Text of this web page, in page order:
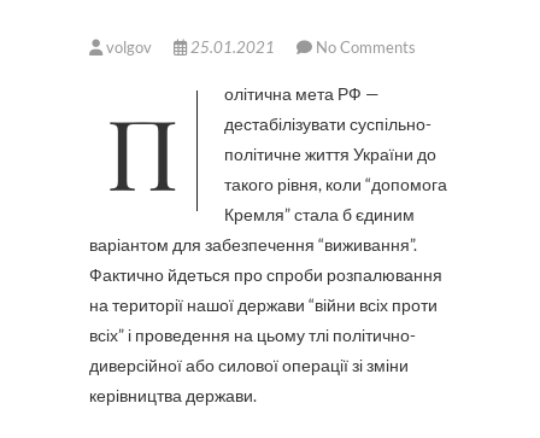
volgov 25.01.2021 No Comments
Політична мета РФ —
дестабілізувати суспільно-
політичне життя України до
такого рівня, коли “допомога
Кремля” стала б єдиним
варіантом для забезпечення “виживання”.
Фактично йдеться про спроби розпалювання
на території нашої держави “війни всіх проти
всіх” і проведення на цьому тлі політично-
диверсійної або силової операції зі зміни
керівництва держави.